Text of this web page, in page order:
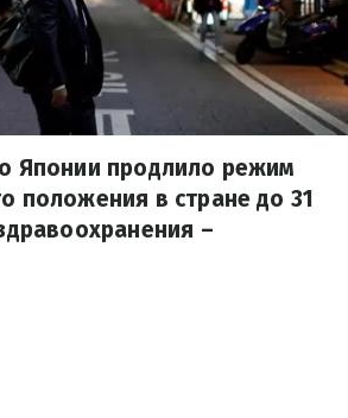
Японии продлило режим
положения в стране до 31
–